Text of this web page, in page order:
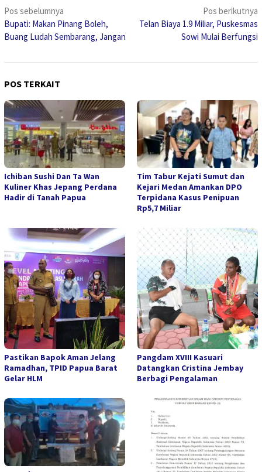
Navigasi
pos
Pos sebelumnya
Bupati: Makan Pinang Boleh,
Buang Ludah Sembarang, Jangan
Pos berikutnya
Telan Biaya 1.9 Miliar, Puskesmas
Sowi Mulai Berfungsi
POS TERKAIT
Ichiban Sushi Dan Ta Wan
Kuliner Khas Jepang Perdana
Hadir di Tanah Papua
Tim Tabur Kejati Sumut dan
Kejari Medan Amankan DPO
Terpidana Kasus Penipuan
Rp5,7 Miliar
Pastikan Bapok Aman Jelang
Ramadhan, TPID Papua Barat
Gelar HLM
Pangdam XVIII Kasuari
Datangkan Cristina Jembay
Berbagi Pengalaman